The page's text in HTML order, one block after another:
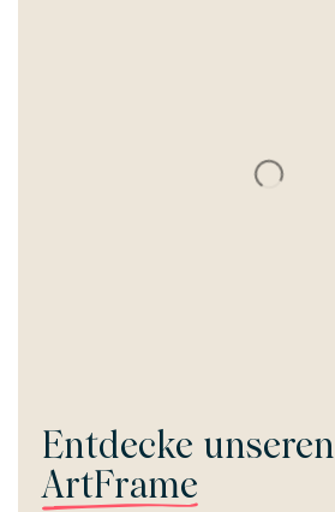
Entdecke unseren
ArtFrame